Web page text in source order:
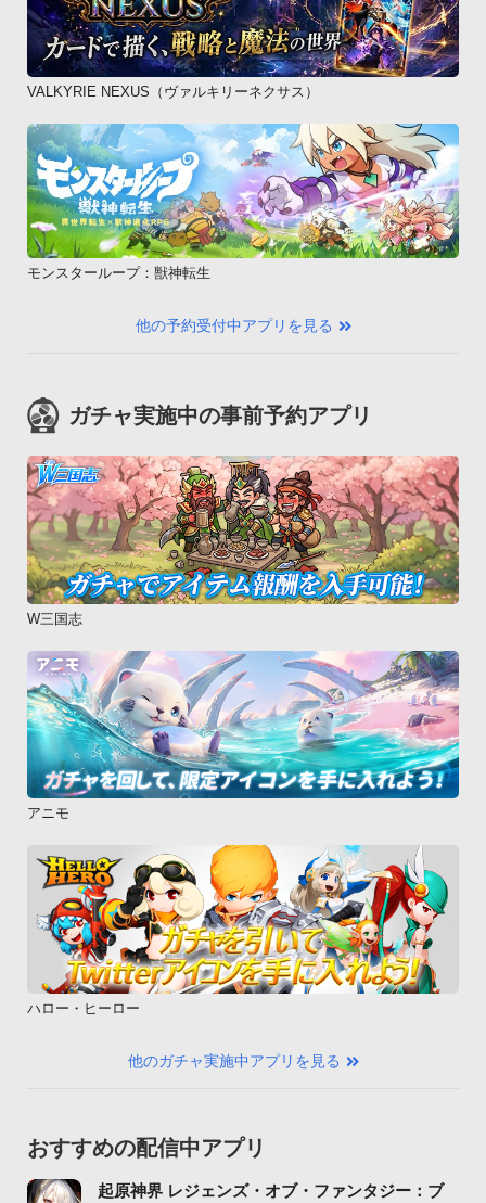
VALKYRIE NEXUS（ヴァルキリーネクサス）
モンスターループ：獣神転生
他の予約受付中アプリを見る
ガチャ実施中の事前予約アプリ
W三国志
アニモ
ハロー・ヒーロー
他のガチャ実施中アプリを見る
おすすめの配信中アプリ
起原神界 レジェンズ・オブ・ファンタジー：ブ